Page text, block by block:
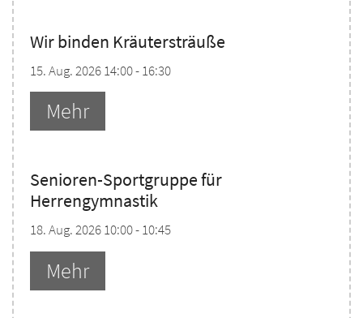
Wir binden Kräutersträuße
15. Aug. 2026 14:00 - 16:30
Mehr
Senioren-Sportgruppe für
Herrengymnastik
18. Aug. 2026 10:00 - 10:45
Mehr